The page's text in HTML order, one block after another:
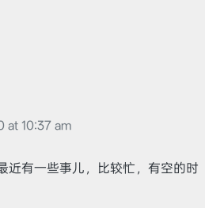
at 10:37 am
近有一些事儿，比较忙，有空的时